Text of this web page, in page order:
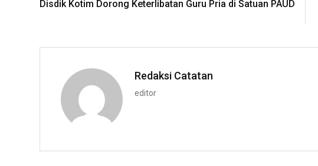
Disdik Kotim Dorong Keterlibatan Guru Pria di Satuan PAUD
Redaksi Catatan
editor